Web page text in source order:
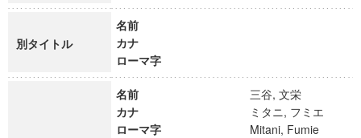
別タイトル
名前
カナ
ローマ字
名前
三谷, 文栄
カナ
ミタニ, フミエ
ローマ字
Mitani, Fumie